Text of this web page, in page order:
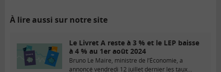
À lire aussi sur notre site
Le Livret A reste à 3 % et le LEP baisse
à 4 % au 1er août 2024
Bruno Le Maire, ministre de l’Économie, a
annoncé vendredi 12 juillet dernier les taux